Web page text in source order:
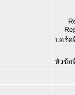
บอร์ด
หัวข้อ